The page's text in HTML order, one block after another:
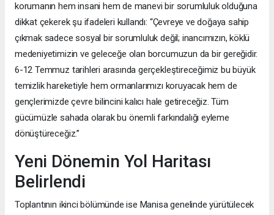
korumanın hem insani hem de manevi bir sorumluluk olduğuna
dikkat çekerek şu ifadeleri kullandı: “Çevreye ve doğaya sahip
çıkmak sadece sosyal bir sorumluluk değil; inancımızın, köklü
medeniyetimizin ve geleceğe olan borcumuzun da bir gereğidir.
6-12 Temmuz tarihleri arasında gerçekleştireceğimiz bu büyük
temizlik hareketiyle hem ormanlarımızı koruyacak hem de
gençlerimizde çevre bilincini kalıcı hale getireceğiz. Tüm
gücümüzle sahada olarak bu önemli farkındalığı eyleme
dönüştüreceğiz.”
Yeni Dönemin Yol Haritası
Belirlendi
Toplantının ikinci bölümünde ise Manisa genelinde yürütülecek